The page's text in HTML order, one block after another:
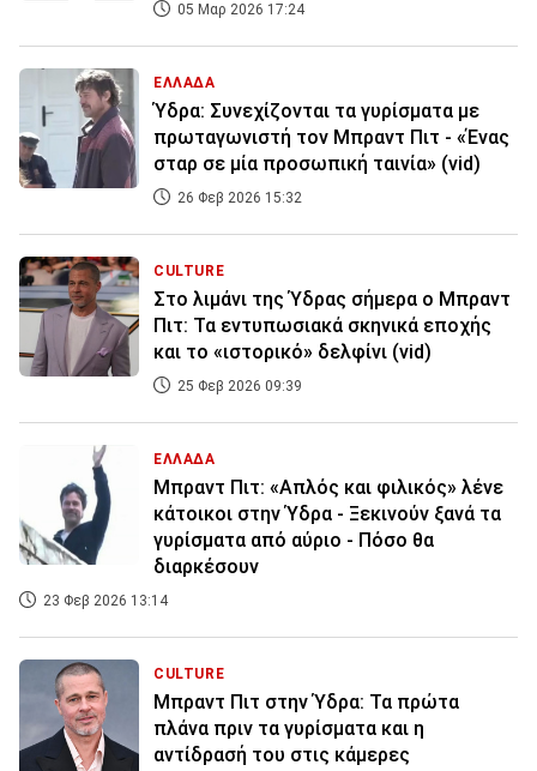
05 Μαρ 2026 17:24
ΕΛΛΑΔΑ
Ύδρα: Συνεχίζονται τα γυρίσματα με
πρωταγωνιστή τον Μπραντ Πιτ - «Ένας
σταρ σε μία προσωπική ταινία» (vid)
26 Φεβ 2026 15:32
CULTURE
Στο λιμάνι της Ύδρας σήμερα ο Μπραντ
Πιτ: Τα εντυπωσιακά σκηνικά εποχής
και το «ιστορικό» δελφίνι (vid)
25 Φεβ 2026 09:39
ΕΛΛΑΔΑ
Μπραντ Πιτ: «Απλός και φιλικός» λένε
κάτοικοι στην Ύδρα - Ξεκινούν ξανά τα
γυρίσματα από αύριο - Πόσο θα
διαρκέσουν
23 Φεβ 2026 13:14
CULTURE
Μπραντ Πιτ στην Ύδρα: Τα πρώτα
πλάνα πριν τα γυρίσματα και η
αντίδρασή του στις κάμερες